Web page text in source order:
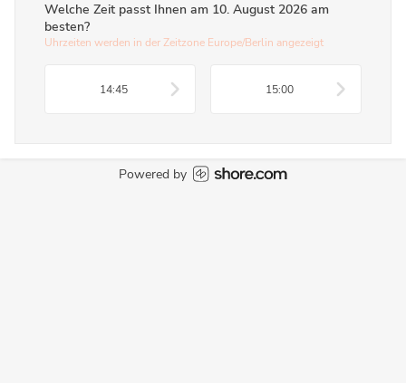
Welche Zeit passt Ihnen am 10. August 2026 am
besten?
Uhrzeiten werden in der Zeitzone Europe/Berlin angezeigt
14:45 15:00
Powered by